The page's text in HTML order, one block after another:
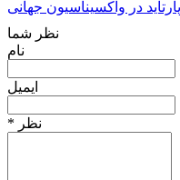
در واکسیناسیون جهانی
نظر شما
نام
ایمیل
* نظر